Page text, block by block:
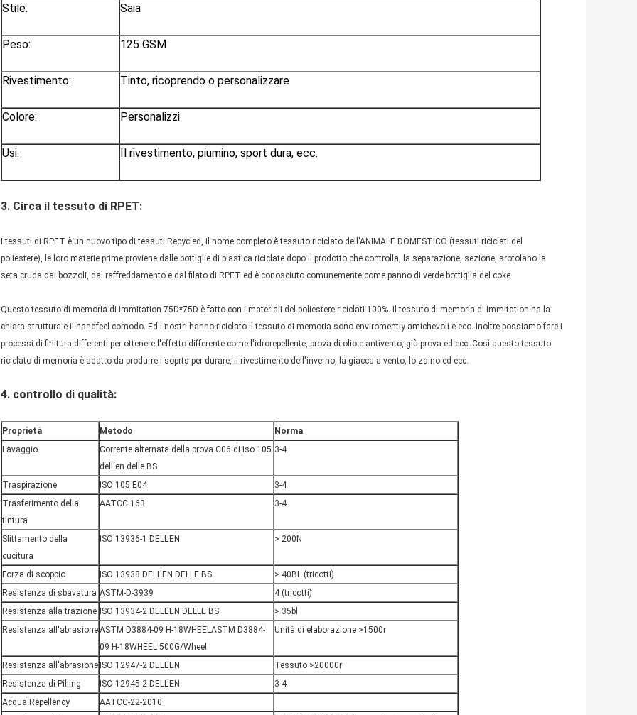
Stile: Saia
Peso: 125 GSM
Rivestimento: Tinto, ricoprendo o personalizzare
Colore: Personalizzi
Usi: Il rivestimento, piumino, sport dura, ecc.
3. Circa il tessuto di RPET:
I tessuti di RPET è un nuovo tipo di tessuti Recycled, il nome completo è tessuto riciclato dell'ANIMALE DOMESTICO (tessuti riciclati del
poliestere), le loro materie prime proviene dalle bottiglie di plastica riciclate dopo il prodotto che controlla, la separazione, sezione, srotolano la
seta cruda dai bozzoli, dal raffreddamento e dal filato di RPET ed è conosciuto comunemente come panno di verde bottiglia del coke.
Questo tessuto di memoria di immitation 75D*75D è fatto con i materiali del poliestere riciclati 100%. Il tessuto di memoria di Immitation ha la
chiara struttura e il handfeel comodo. Ed i nostri hanno riciclato il tessuto di memoria sono enviromently amichevoli e eco. Inoltre possiamo fare i
processi di finitura differenti per ottenere l'effetto differente come l'idrorepellente, prova di olio e antivento, giù prova ed ecc. Così questo tessuto
riciclato di memoria è adatto da produrre i soprts per durare, il rivestimento dell'inverno, la giacca a vento, lo zaino ed ecc.
4. controllo di qualità:
Proprietà Metodo
Norma
Lavaggio
Corrente alternata della prova C06 di iso 105
dell'en delle BS
3-4
Traspirazione ISO 105 E04
3-4
Trasferimento della
tintura
AATCC 163 3-4
Slittamento della
cucitura
ISO 13936-1 DELL'EN > 200N
Forza di scoppio ISO 13938 DELL'EN DELLE BS
> 40BL (tricotti)
Resistenza di sbavatura ASTM-D-3939
4 (tricotti)
Resistenza alla trazione ISO 13934-2 DELL'EN DELLE BS
> 35bl
Resistenza all'abrasioneASTM D3884-09 H-18WHEELASTM D3884-
09 H-18WHEEL 500G/Wheel
Unità di elaborazione >1500r
Resistenza all'abrasione ISO 12947-2 DELL'EN
Tessuto >20000r
Resistenza di Pilling
ISO 12945-2 DELL'EN
3-4
Acqua Repellency
AATCC-22-2010